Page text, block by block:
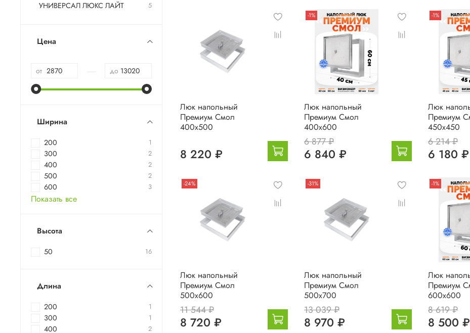
Люк напольный
Премиум Смол
400х500
8 220 ₽
-1%
Люк напольный
Премиум Смол
400х600
6 877 ₽
6 840 ₽
-1%
Люк
Премиум
450х450
6 214 ₽
6 180 ₽
-24%
Люк напольный
Премиум Смол
500х600
11 544 ₽
8 720 ₽
-31%
Люк напольный
Премиум Смол
500х700
13 039 ₽
8 970 ₽
-1%
Люк
Премиум
600х600
8 619 ₽
8 500 ₽
УНИВЕРСАЛ ЛЮКС ЛАЙТ 5
Цена
от до
Ширина
200 1
300 2
400 2
500 2
600 3
Показать все
Высота
50 16
Длина
200 1
300 1
400 2